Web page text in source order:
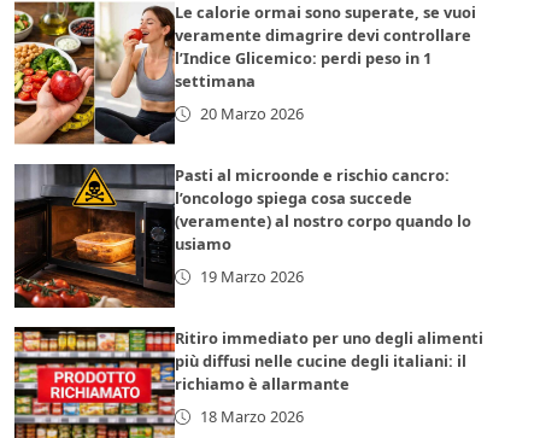
Le calorie ormai sono superate, se vuoi
veramente dimagrire devi controllare
l’Indice Glicemico: perdi peso in 1
settimana
20 Marzo 2026
Pasti al microonde e rischio cancro:
l’oncologo spiega cosa succede
(veramente) al nostro corpo quando lo
usiamo
19 Marzo 2026
Ritiro immediato per uno degli alimenti
più diffusi nelle cucine degli italiani: il
richiamo è allarmante
18 Marzo 2026